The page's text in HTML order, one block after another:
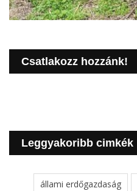
Csatlakozz hozzánk!
Leggyakoribb cimkék
állami erdőgazdaság